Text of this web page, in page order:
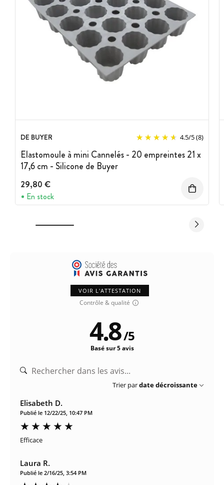
DE BUYER 4.5/5(8)
Elastomoule à mini Cannelés - 20 empreintes 21 x
17,6 cm - Silicone de Buyer
29,80 €
En stock
VOIR L'ATTESTATION
Contrôle & qualité
4.8/5
Basé sur 5 avis
Trier pardate décroissante
Elisabeth D.
Publié le 12/22/25, 10:47 PM
Efficace
Laura R.
Publié le 2/16/25, 3:54 PM